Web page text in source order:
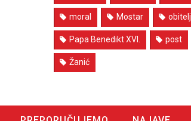
moral Mostar obitelj
Papa Benedikt XVI. post
Žanić